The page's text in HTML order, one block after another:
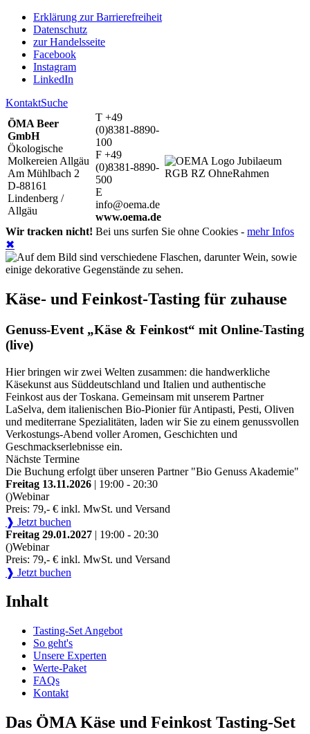
Erklärung zur Barrierefreiheit
Datenschutz
zur Handelsseite
Facebook
Instagram
LinkedIn
KontaktSuche
ÖMA Beer
GmbH
Ökologische
Molkereien Allgäu
Am Mühlbach 2
D-88161
Lindenberg /
Allgäu
T +49
(0)8381-8890-
100
F +49
(0)8381-8890-
500
E
info@oema.de
www.oema.de
Wir tracken nicht! Bei uns surfen Sie ohne Cookies - mehr Infos
✖
Käse- und Feinkost-Tasting für zuhause
Genuss-Event „Käse & Feinkost“ mit Online-Tasting
(live)
Hier bringen wir zwei Welten zusammen: die handwerkliche
Käsekunst aus Süddeutschland und Italien und authentische
Feinkost aus der Toskana. Gemeinsam mit unserem Partner
LaSelva, dem italienischen Bio-Pionier für Antipasti, Pesti, Oliven
und mediterrane Spezialitäten, laden wir Sie zu einem genussvollen
Verkostungs-Abend voller Aromen, Geschichten und
Geschmackserlebnisse ein.
Nächste Termine
Die Buchung erfolgt über unseren Partner "Bio Genuss Akademie"
Freitag 13.11.2026 | 19:00 - 20:30
()Webinar
Preis: 79,- € inkl. MwSt. und Versand
❱ Jetzt buchen
Freitag 29.01.2027 | 19:00 - 20:30
()Webinar
Preis: 79,- € inkl. MwSt. und Versand
❱ Jetzt buchen
Inhalt
Tasting-Set Angebot
So geht's
Unsere Experten
Werte-Paket
FAQs
Kontakt
Das ÖMA Käse und Feinkost Tasting-Set